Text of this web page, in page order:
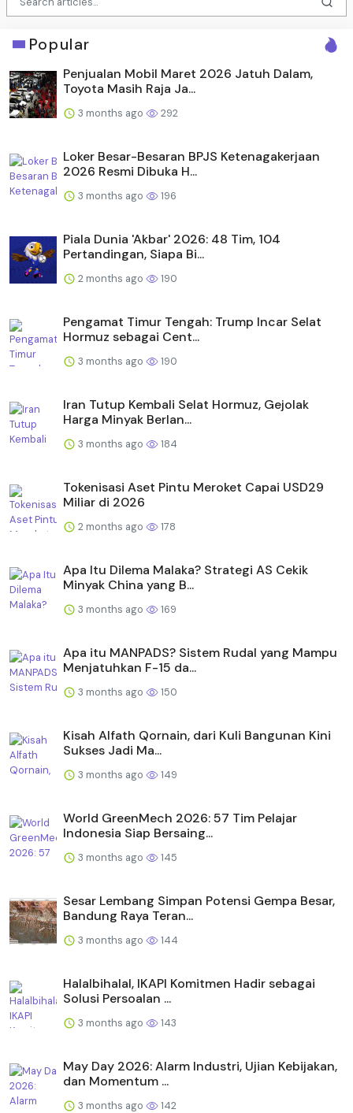
Popular
Penjualan Mobil Maret 2026 Jatuh Dalam,
Toyota Masih Raja Ja...
3 months ago 292
Loker Besar-Besaran BPJS Ketenagakerjaan
2026 Resmi Dibuka H...
3 months ago 196
Piala Dunia 'Akbar' 2026: 48 Tim, 104
Pertandingan, Siapa Bi...
2 months ago 190
Pengamat Timur Tengah: Trump Incar Selat
Hormuz sebagai Cent...
3 months ago 190
Iran Tutup Kembali Selat Hormuz, Gejolak
Harga Minyak Berlan...
3 months ago 184
Tokenisasi Aset Pintu Meroket Capai USD29
Miliar di 2026
2 months ago 178
Apa Itu Dilema Malaka? Strategi AS Cekik
Minyak China yang B...
3 months ago 169
Apa itu MANPADS? Sistem Rudal yang Mampu
Menjatuhkan F-15 da...
3 months ago 150
Kisah Alfath Qornain, dari Kuli Bangunan Kini
Sukses Jadi Ma...
3 months ago 149
World GreenMech 2026: 57 Tim Pelajar
Indonesia Siap Bersaing...
3 months ago 145
Sesar Lembang Simpan Potensi Gempa Besar,
Bandung Raya Teran...
3 months ago 144
Halalbihalal, IKAPI Komitmen Hadir sebagai
Solusi Persoalan ...
3 months ago 143
May Day 2026: Alarm Industri, Ujian Kebijakan,
dan Momentum ...
3 months ago 142